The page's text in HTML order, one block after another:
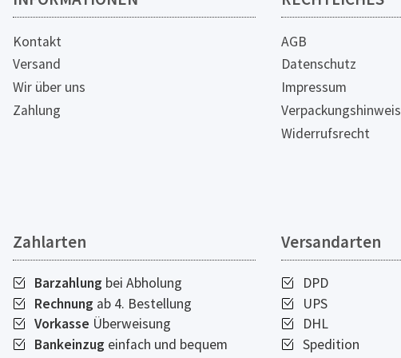
Kontakt
Versand
Wir über uns
Zahlung
AGB
Datenschutz
Impressum
Verpackungshinweis
Widerrufsrecht
Zahlarten
Barzahlung bei Abholung
Rechnung ab 4. Bestellung
Vorkasse Überweisung
Bankeinzug einfach und bequem
Versandarten
DPD
UPS
DHL
Spedition